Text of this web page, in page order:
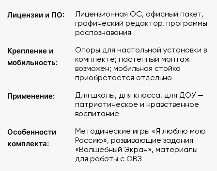
Россию»:
Воспитание любви к своей семье, дому, улице,
городу
Формирование бережного отношения к природе
Развитие интереса к истории, культуре,
национальным традициям
Формирование толерантности к другим народам и
их традициям
Понимание символики государств, историческое
Гражданско-патриотическое воспитание, ОБЖ и
ЗОЖ
Лицензии и ПО:
Лицензионная ОС, офисный пакет,
графический редактор, программы
распознавания
Крепление и
мобильность:
Опоры для настольной установки в
комплекте; настенный монтаж
возможен; мобильная стойка
приобретается отдельно
Применение:
Для школы, для класса, для ДОУ —
патриотическое и нравственное
воспитание
Особенности
комплекта:
Методические игры «Я люблю мою
Россию», развивающие задания
«Волшебный Экран», материалы
для работы с ОВЗ